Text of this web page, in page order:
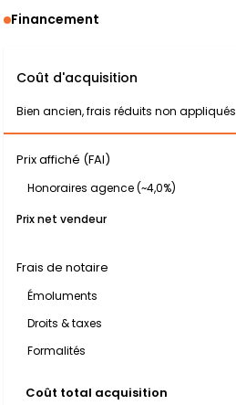
Financement
Coût d'acquisition
Bien ancien, frais réduits non appliqués
Prix affiché (FAI)
Honoraires agence (~4,0%)
Prix net vendeur
Frais de notaire
Émoluments
Droits & taxes
Formalités
Coût total acquisition